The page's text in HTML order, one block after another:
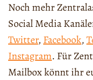
Noch mehr
Social Media
Twitter, Facebook,
Instagram. Für
Mailbox könnt ihr